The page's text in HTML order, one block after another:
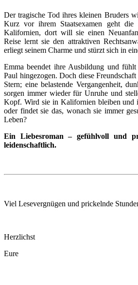
Der tragische Tod ihres kleinen Bruders
Kurz vor ihrem Staatsexamen geht die
Kalifornien, dort will sie einen
Reise lernt sie den attraktiven
erliegt seinem Charme und stürzt sich in
Emma beendet ihre Ausbildung und
Paul hingezogen. Doch diese
Stern; eine belastende Vergangenheit,
sorgen immer wieder für Unruhe und
Kopf. Wird sie in Kalifornien bleiben und
oder findet sie das, wonach sie immer
Leben?
Ein Liebesroman – gefühlvoll und
leidenschaftlich.
Viel Lesevergnügen und prickelnde
Herzlichst
Eure